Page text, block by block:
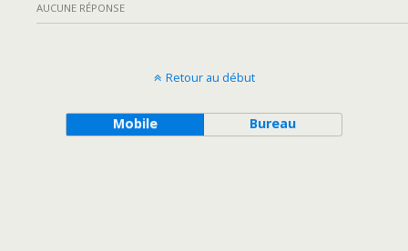
AUCUNE RÉPONSE
Retour au début
Mobile Bureau